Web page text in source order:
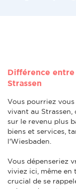
Différence
Strassen
Vous pourriez
vivant au Strassen,
sur le revenu plus
biens et services,
l'Wiesbaden.
Vous dépenseriez
viviez ici, même en
crucial de se